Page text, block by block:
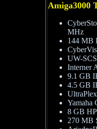
Amiga3000
MHz
144 MB
UW-
Interner
9.1 GB
4.5 GB
Yamaha
8 GB
270 MB